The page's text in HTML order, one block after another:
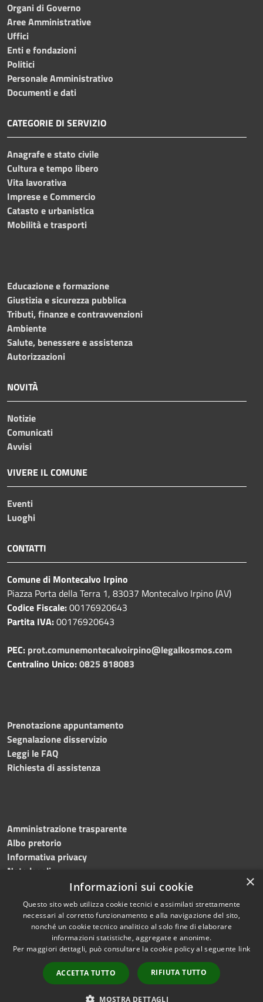
Organi di Governo
Aree Amministrative
Uffici
Enti e fondazioni
Politici
Personale Amministrativo
Documenti e dati
CATEGORIE DI SERVIZIO
Anagrafe e stato civile
Cultura e tempo libero
Vita lavorativa
Imprese e Commercio
Catasto e urbanistica
Mobilità e trasporti
Educazione e formazione
Giustizia e sicurezza pubblica
Tributi, finanze e contravvenzioni
Ambiente
Salute, benessere e assistenza
Autorizzazioni
NOVITÀ
Notizie
Comunicati
Avvisi
VIVERE IL COMUNE
Eventi
Luoghi
CONTATTI
Comune di Montecalvo Irpino
Piazza Porta della Terra 1, 83037 Montecalvo Irpino (AV)
Codice Fiscale:00176920643
Partita IVA:00176920643
PEC: prot.comunemontecalvoirpino@legalkosmos.com
Centralino Unico:0825 818083
Prenotazione appuntamento
Segnalazione disservizio
Leggi le FAQ
Richiesta di assistenza
Amministrazione trasparente
Albo pretorio
Informativa privacy
Note legali
Dichiarazione di accessibilità
Accessibilità
Copyright © 2024 •
Comune di Montecalvo
Irpino • Powered by
Municipium•Redazione
×
Informazioni sui cookie
Questo sito web utilizza cookie tecnici e assimilati strettamente
necessari al corretto funzionamento e alla navigazione del sito,
nonché un cookie tecnico analitico al solo fine di elaborare
informazioni statistiche, aggregate e anonime.
Per maggiori dettagli, può consultare la cookie policy al seguente link
ACCETTA TUTTO RIFIUTA TUTTO
MOSTRA DETTAGLI